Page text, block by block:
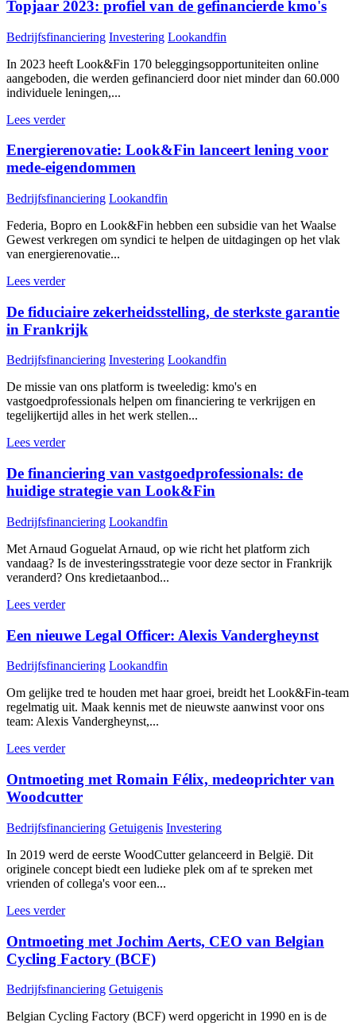
Topjaar 2023: profiel van de gefinancierde kmo's
Bedrijfsfinanciering Investering Lookandfin
In 2023 heeft Look&Fin 170 beleggingsopportuniteiten online
aangeboden, die werden gefinancierd door niet minder dan 60.000
individuele leningen,...
Lees verder
Energierenovatie: Look&Fin lanceert lening voor
mede-eigendommen
Bedrijfsfinanciering Lookandfin
Federia, Bopro en Look&Fin hebben een subsidie van het Waalse
Gewest verkregen om syndici te helpen de uitdagingen op het vlak
van energierenovatie...
Lees verder
De fiduciaire zekerheidsstelling, de sterkste garantie
in Frankrijk
Bedrijfsfinanciering Investering Lookandfin
De missie van ons platform is tweeledig: kmo's en
vastgoedprofessionals helpen om financiering te verkrijgen en
tegelijkertijd alles in het werk stellen...
Lees verder
De financiering van vastgoedprofessionals: de
huidige strategie van Look&Fin
Bedrijfsfinanciering Lookandfin
Met Arnaud Goguelat Arnaud, op wie richt het platform zich
vandaag? Is de investeringsstrategie voor deze sector in Frankrijk
veranderd? Ons kredietaanbod...
Lees verder
Een nieuwe Legal Officer: Alexis Vandergheynst
Bedrijfsfinanciering Lookandfin
Om gelijke tred te houden met haar groei, breidt het Look&Fin-team
regelmatig uit. Maak kennis met de nieuwste aanwinst voor ons
team: Alexis Vandergheynst,...
Lees verder
Ontmoeting met Romain Félix, medeoprichter van
Woodcutter
Bedrijfsfinanciering Getuigenis Investering
In 2019 werd de eerste WoodCutter gelanceerd in België. Dit
originele concept biedt een ludieke plek om af te spreken met
vrienden of collega's voor een...
Lees verder
Ontmoeting met Jochim Aerts, CEO van Belgian
Cycling Factory (BCF)
Bedrijfsfinanciering Getuigenis
Belgian Cycling Factory (BCF) werd opgericht in 1990 en is de